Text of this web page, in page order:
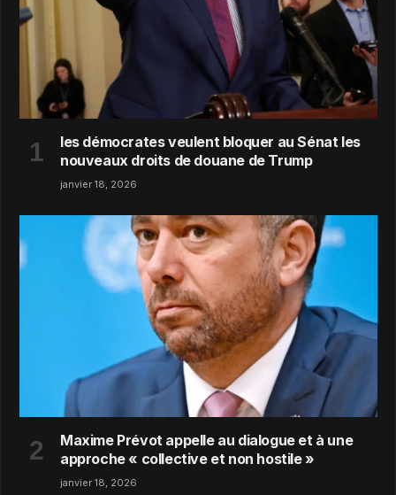
les démocrates veulent bloquer au Sénat les
nouveaux droits de douane de Trump
janvier 18, 2026
Maxime Prévot appelle au dialogue et à une
approche « collective et non hostile »
janvier 18, 2026